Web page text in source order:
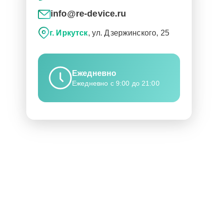
info@re-device.ru
г. Иркутск, ул. Дзержинского, 25
Ежедневно
Ежедневно с 9:00 до 21:00